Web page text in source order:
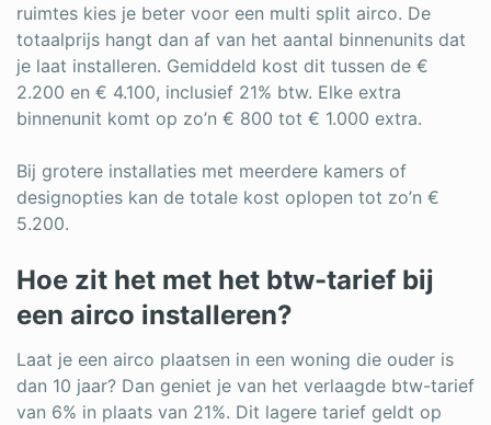
ruimtes kies je beter voor een multi split airco. De
totaalprijs hangt dan af van het aantal binnenunits dat
je laat installeren. Gemiddeld kost dit tussen de €
2.200 en € 4.100, inclusief 21% btw. Elke extra
binnenunit komt op zo’n € 800 tot € 1.000 extra.
Bij grotere installaties met meerdere kamers of
designopties kan de totale kost oplopen tot zo’n €
5.200.
Hoe zit het met het btw-tarief bij
een airco installeren?
Laat je een airco plaatsen in een woning die ouder is
dan 10 jaar? Dan geniet je van het verlaagde btw-tarief
van 6% in plaats van 21%. Dit lagere tarief geldt op